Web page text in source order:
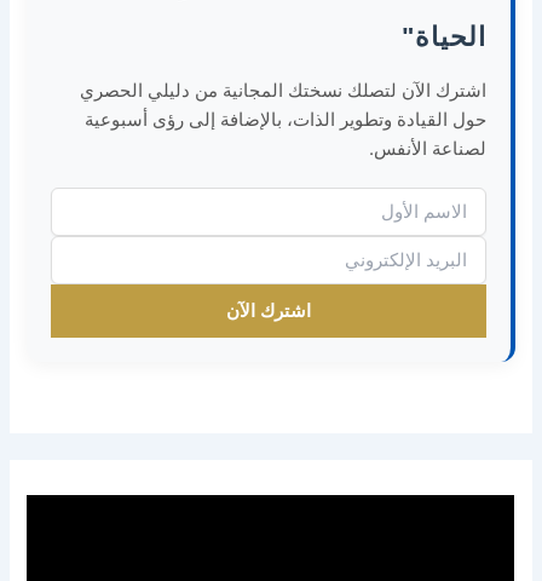
الحياة"
اشترك الآن لتصلك نسختك المجانية من دليلي الحصري
حول القيادة وتطوير الذات، بالإضافة إلى رؤى أسبوعية
لصناعة الأنفس.
اشترك الآن